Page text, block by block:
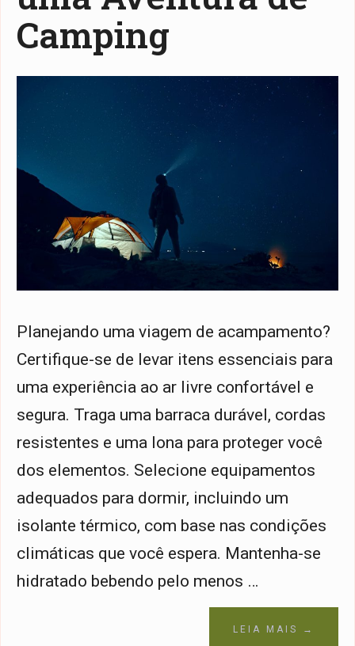
Camping
Planejando uma viagem de acampamento?
Certifique-se de levar itens essenciais para
uma experiência ao ar livre confortável e
segura. Traga uma barraca durável, cordas
resistentes e uma lona para proteger você
dos elementos. Selecione equipamentos
adequados para dormir, incluindo um
isolante térmico, com base nas condições
climáticas que você espera. Mantenha-se
hidratado bebendo pelo menos …
LEIA MAIS →